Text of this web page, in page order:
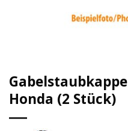
Honda (2 Stück)